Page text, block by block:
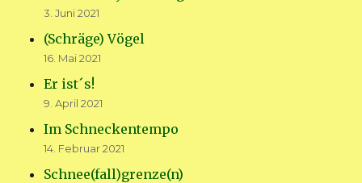
3. Juni 2021
(Schräge) Vögel
16. Mai 2021
Er ist´s!
9. April 2021
Im Schneckentempo
14. Februar 2021
Schnee(fall)grenze(n)